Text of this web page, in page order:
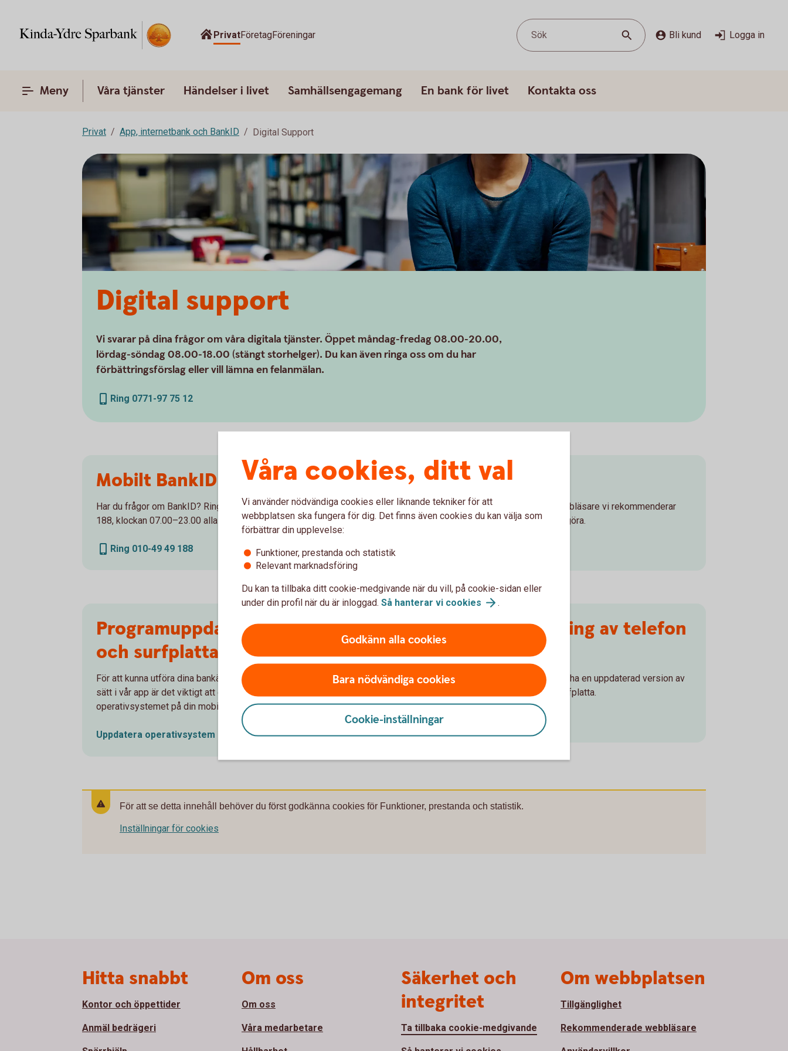
PrivatFöretagFöreningar Sök Bli kund Logga in
Meny Våra tjänster Händelser i livet Samhällsengagemang En bank för livet Kontakta oss
Privat App, internetbank och BankID Digital Support
Digital support
Vi svarar på dina frågor om våra digitala tjänster. Öppet måndag-fredag 08.00-20.00,
lördag-söndag 08.00-18.00 (stängt storhelger). Du kan även ringa oss om du har
förbättringsförslag eller vill lämna en felanmälan.
Ring 0771-97 75 12
Mobilt BankID
Har du frågor om BankID? Ring vår BankID-support på 010-49 49
188, klockan 07.00–23.00 alla dagar.
Ring 010-49 49 188
Webbläsare
Här hittar du information om vilka webbläsare vi rekommenderar
och vilka inställningar du kan behöva göra.
Programuppdatering av telefon
och surfplatta
För att kunna utföra dina bankärenden på ett effektivt och säkert
sätt i vår app är det viktigt att du har en uppdaterad version av
operativsystemet på din mobil eller surfplatta.
Uppdatera operativsystem på mobilaenheter
Programuppdatering av telefon
och surfplatta
För att appen ska fungera behöver du ha en uppdaterad version av
operativsystemet i din mobil eller surfplatta.
Uppdatera
För att se detta innehåll behöver du först godkänna cookies för Funktioner, prestanda och statistik.
Inställningar för cookies
Våra cookies, ditt val
Vi använder nödvändiga cookies eller liknande tekniker för att
webbplatsen ska fungera för dig. Det finns även cookies du kan välja som
förbättrar din upplevelse:
Funktioner, prestanda och statistik
Relevant marknadsföring
Du kan ta tillbaka ditt cookie-medgivande när du vill, på cookie-sidan eller
under din profil när du är inloggad. Så hanterar vi cookies .
Godkänn alla cookies
Bara nödvändiga cookies
Cookie-inställningar
Hitta snabbt
Kontor och öppettider
Anmäl bedrägeri
Om oss
Om oss
Våra medarbetare
Säkerhet och
integritet
Ta tillbaka cookie-medgivande
Om webbplatsen
Tillgänglighet
Rekommenderade webbläsare